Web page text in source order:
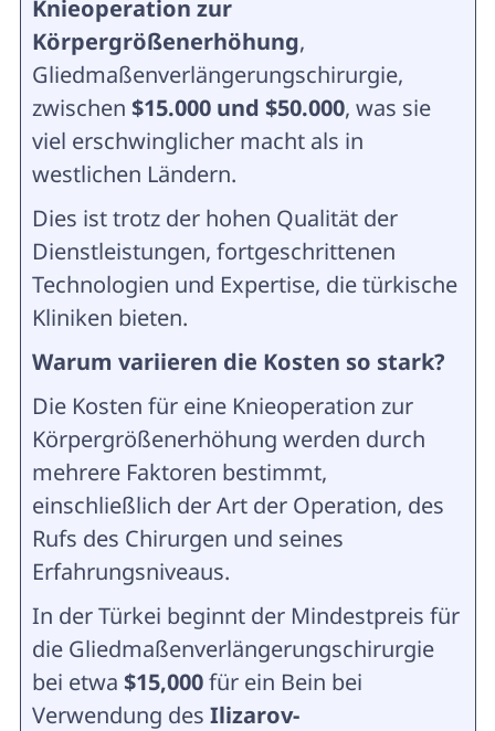
Knieoperation zur
Körpergrößenerhöhung,
Gliedmaßenverlängerungschirurgie,
zwischen $15.000 und $50.000, was sie
viel erschwinglicher macht als in
westlichen Ländern.
Dies ist trotz der hohen Qualität der
Dienstleistungen, fortgeschrittenen
Technologien und Expertise, die türkische
Kliniken bieten.
Warum variieren die Kosten so stark?
Die Kosten für eine Knieoperation zur
Körpergrößenerhöhung werden durch
mehrere Faktoren bestimmt,
einschließlich der Art der Operation, des
Rufs des Chirurgen und seines
Erfahrungsniveaus.
In der Türkei beginnt der Mindestpreis für
die Gliedmaßenverlängerungschirurgie
bei etwa $15,000für ein Bein bei
Verwendung des Ilizarov-